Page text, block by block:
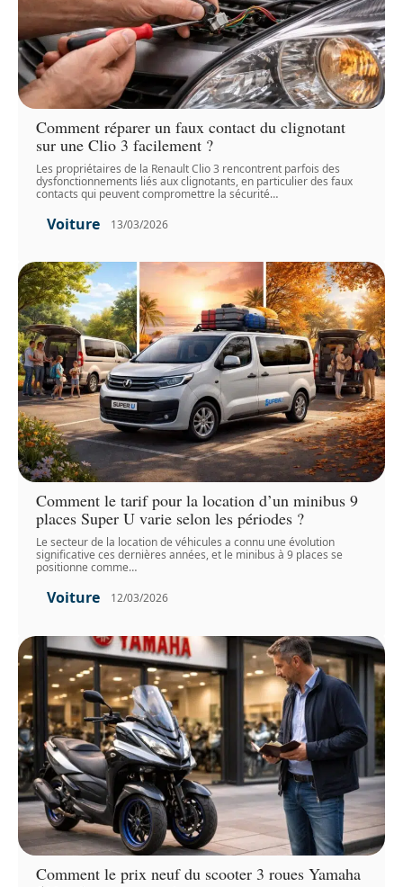
Comment réparer un faux contact du clignotant
sur une Clio 3 facilement ?
Les propriétaires de la Renault Clio 3 rencontrent parfois des
dysfonctionnements liés aux clignotants, en particulier des faux
contacts qui peuvent compromettre la sécurité…
Voiture 13/03/2026
Comment le tarif pour la location d’un minibus 9
places Super U varie selon les périodes ?
Le secteur de la location de véhicules a connu une évolution
significative ces dernières années, et le minibus à 9 places se
positionne comme…
Voiture 12/03/2026
Comment le prix neuf du scooter 3 roues Yamaha